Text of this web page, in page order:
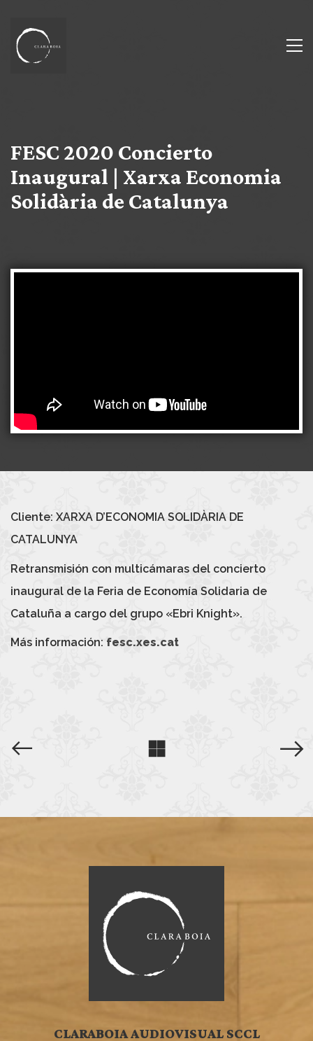
FESC 2020 Concierto
Inaugural | Xarxa Economia
Solidària de Catalunya
Cliente: XARXA D’ECONOMIA SOLIDÀRIA DE
CATALUNYA
Retransmisión con multicámaras del concierto
inaugural de la Feria de Economía Solidaria de
Cataluña a cargo del grupo «Ebri Knight».
Más información: fesc.xes.cat
CLARABOIA AUDIOVISUAL SCCL